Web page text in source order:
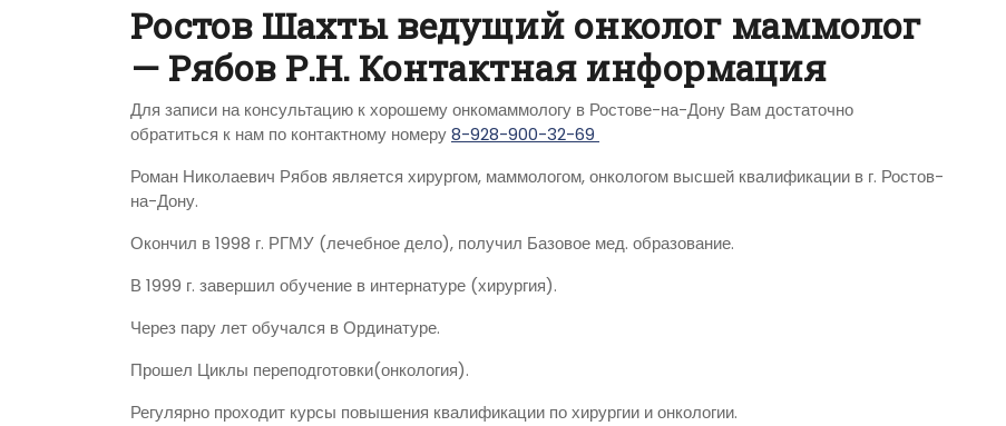
Ростов Шахты ведущий онколог маммолог
— Рябов Р.Н. Контактная информация
Для записи на консультацию к хорошему онкомаммологу в Ростове-на-Дону Вам достаточно
обратиться к нам по контактному номеру8-928-900-32-69
Роман Николаевич Рябов является хирургом, маммологом, онкологом высшей квалификации в г. Ростов-
на-Дону.
Окончил в 1998 г. РГМУ (лечебное дело), получил Базовое мед. образование.
В 1999 г. завершил обучение в интернатуре (хирургия).
Через пару лет обучался в Ординатуре.
Прошел Циклы переподготовки(онкология).
Регулярно проходит курсы повышения квалификации по хирургии и онкологии.